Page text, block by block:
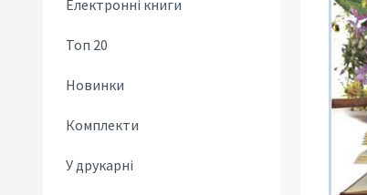
Електронні книги
Топ 20
Новинки
Комплекти
У друкарні